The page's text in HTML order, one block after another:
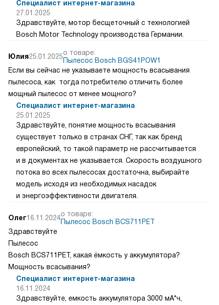
Специалист интернет-магазина
27.01.2025
Здравствуйте, мотор бесщеточный с технологией
Bosch Motor Technology производства Германии.
Юлия25.01.2025о товаре:
Пылесос Bosch BGS41POW1
Если вы сейчас не указываете мощность всасывания
пылесоса, как тогда потребителю отличить более
мощный пылесос от менее мощного?
Специалист интернет-магазина
25.01.2025
Здравствуйте, понятие мощность всасывания
существует только в странах СНГ, так как бренд
европейский, то такой параметр не рассчитывается
и в документах не указывается. Скорость воздушного
потока во всех пылесосах достаточна, выбирайте
модель исходя из необходимых насадок
и энергоэффективности двигателя.
Олег16.11.2024о товаре:
Пылесос Bosch BCS711PET
Здравствуйте
Пылесос
Bosch BCS711PET, какая ёмкость у аккумулятора?
Мощность всасывания?
Специалист интернет-магазина
16.11.2024
Здравствуйте, емкость аккумулятора 3000 мА*ч,